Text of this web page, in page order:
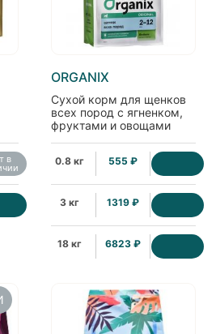
в
ORGANIX
Сухой корм для щенков
всех пород с ягненком,
фруктами и овощами
0.8 кг 555 ₽
3 кг 1319 ₽
18 кг 6823 ₽